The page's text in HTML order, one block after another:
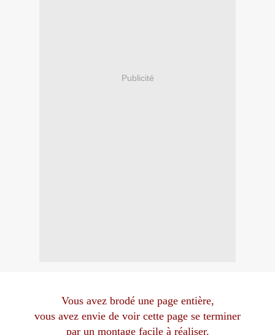
Publicité
Vous avez brodé une page entière,
vous avez envie de voir cette page se terminer
par un montage facile à réaliser.